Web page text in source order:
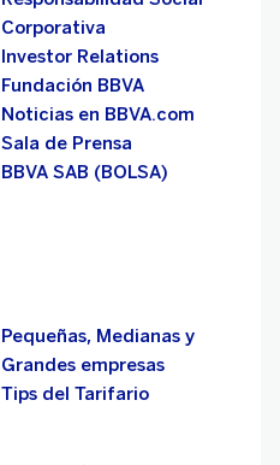
Corporativa
Investor Relations
Fundación BBVA
Noticias en BBVA.com
Sala de Prensa
BBVA SAB (BOLSA)
Pequeñas, Medianas y
Grandes empresas
Tips del Tarifario